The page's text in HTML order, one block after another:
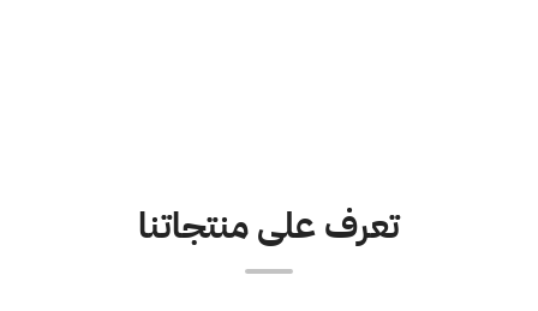
تعرف على منتجاتنا